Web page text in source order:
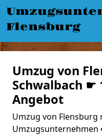
Flensburg
Umzug von
Schwalbach ☛
Angebot
Umzug von Flensburg
Umzugsunternehmen